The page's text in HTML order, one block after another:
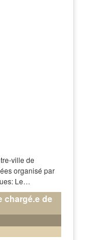
ville de
organisé par
Le…
chargé.e de